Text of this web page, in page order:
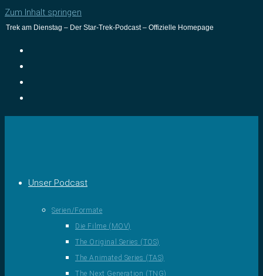
Zum Inhalt springen
Trek am Dienstag – Der Star-Trek-Podcast – Offizielle Homepage
Unser Podcast
Serien/Formate
Die Filme (MOV)
The Original Series (TOS)
The Animated Series (TAS)
The Next Generation (TNG)